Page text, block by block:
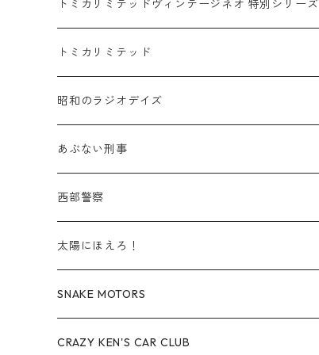
スバル / SUBARU
スズキ / SUZUKI
三菱 / MITSUBISHI
シボレー / Chevrolet
ビー・エム・ダブリュー / BMW
レクサス / LEXUS
アウディ / Audi
ロータス / LOTUS
赤箱 - 絶版（廃盤）トミカ No.60-69
赤箱 - 絶版（廃盤）トミカ No.70-79
赤箱 - 車種別
乗用車
商用車・公用車
TLV - No. LV-60-69
TLV - No. LV-70-79
商用車・公用車
TLVN - NEW LINEUP
TLVN - No. LV-00-219
TLVN - No. LV-00-09
TLVN - No. LV-10-19
TLVN - 車種別
乗用車
商用車・公用車
トミカリミテッドヴィンテージネオ 特別シリーズ
トミカリミテッド
昭和のラジオデイズ
あぶない刑事
西部警察
太陽にほえろ！
SNAKE MOTORS
CRAZY KEN'S CAR CLUB